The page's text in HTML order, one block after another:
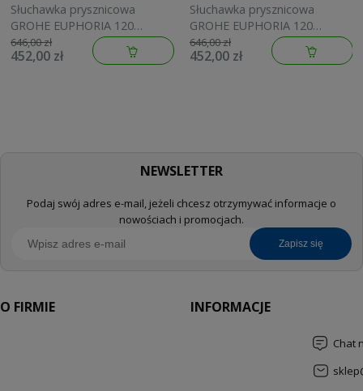
Słuchawka prysznicowa
GROHE EUPHORIA 120
brushed warm sunset
134883DL00
646,00 zł
452,00 zł
Słuchawka prysznicowa
GROHE EUPHORIA 120
brushed cool sunrise
134883GN00
646,00 zł
452,00 zł
NEWSLETTER
Podaj swój adres e-mail, jeżeli chcesz otrzymywać informacje o
nowościach i promocjach.
zapisz się
O FIRMIE INFORMACJE
Chat